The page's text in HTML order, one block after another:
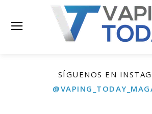
SÍGUENOS EN